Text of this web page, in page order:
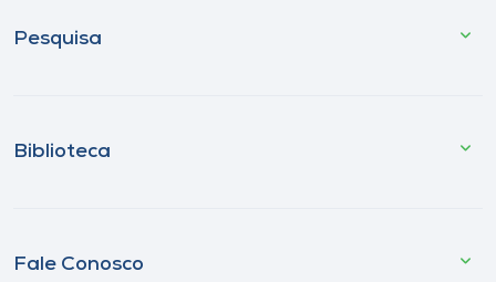
Pesquisa
Biblioteca
Fale Conosco